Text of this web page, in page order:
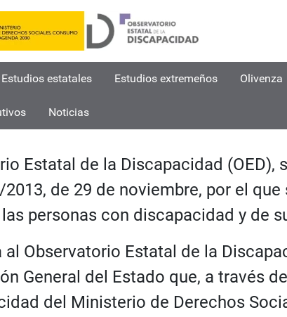
Estudios estatales Estudios extremeños Olivenza
Noticias
Estatal de la
Estatal de la Discapacidad
de 29 de noviembre, por el
personas con discapacidad y de
al Observatorio Estatal de la
General del Estado que, a través
del Ministerio de Derechos